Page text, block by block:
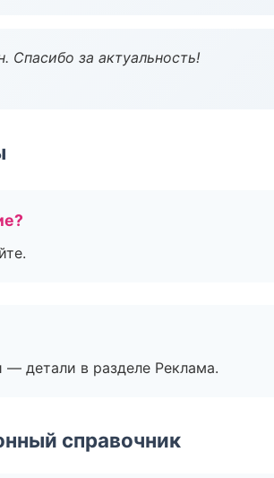
Спасибо за актуальность!
детали в разделе Реклама.
справочник